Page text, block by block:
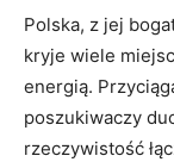
Polska, z jej
kryje wiele⁤
energią.
poszukiwaczy
rzeczywistość